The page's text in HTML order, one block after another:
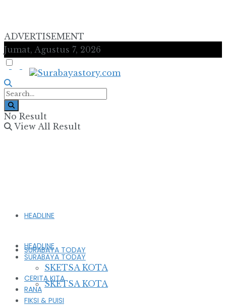
ADVERTISEMENT
Jumat, Agustus 7, 2026
No Result
View All Result
HEADLINE
SURABAYA TODAY
SKETSA KOTA
HEADLINE
SURABAYA TODAY
SKETSA KOTA
CERITA KITA
RANA
FIKSI & PUISI